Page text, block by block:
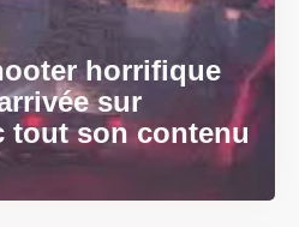
horrifique
sur
tout son contenu